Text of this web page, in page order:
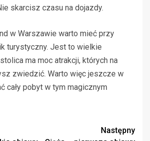
skarcisz czasu na dojazdy.
w Warszawie warto mieć przy
turystyczny. Jest to wielkie
ma moc atrakcji, których na
zwiedzić. Warto więc jeszcze w
cały pobyt w tym magicznym
Następny